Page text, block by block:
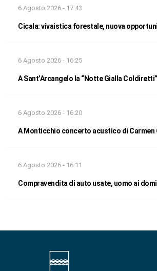
6 Agosto 2026 - 17:43
Cicala: vivaistica forestale, nuova
6 Agosto 2026 - 16:25
A Sant’Arcangelo la “Notte Gialla Coldiretti”
6 Agosto 2026 - 16:20
A Monticchio concerto acustico di Carmen
6 Agosto 2026 - 16:11
Compravendita di auto usate, uomo ai